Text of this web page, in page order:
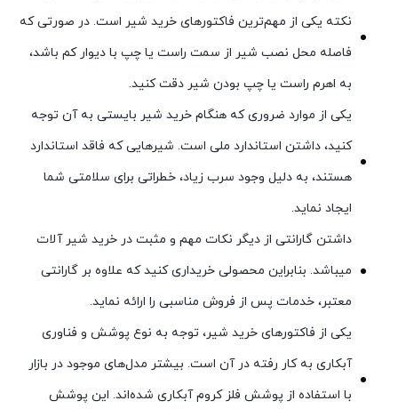
نکته یکی از مهم‌ترین فاکتورهای خرید شیر است. در صورتی که
فاصله محل نصب شیر از سمت راست یا چپ با دیوار کم باشد،
به اهرم راست یا چپ بودن شیر دقت کنید.
یکی از موارد ضروری که هنگام خرید شیر بایستی به آن توجه
کنید، داشتن استاندارد ملی است. شیرهایی که فاقد استاندارد
هستند، به دلیل وجود سرب زیاد، خطراتی برای سلامتی شما
ایجاد نماید.
داشتن گارانتی از دیگر نکات مهم و مثبت در خرید شیر آلات
میباشد. بنابراین محصولی خریداری کنید که علاوه بر گارانتی
معتبر، خدمات پس از فروش مناسبی را ارائه نماید.
یکی از فاکتورهای خرید شیر، توجه به نوع پوشش و فناوری
آبکاری به کار رفته در آن است. بیشتر مدل‌های موجود در بازار
با استفاده از پوشش فلز کروم آبکاری شده‌اند. این پوشش